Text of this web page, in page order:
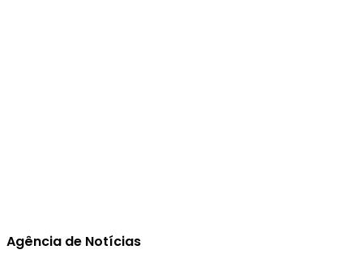
Agência de Notícias